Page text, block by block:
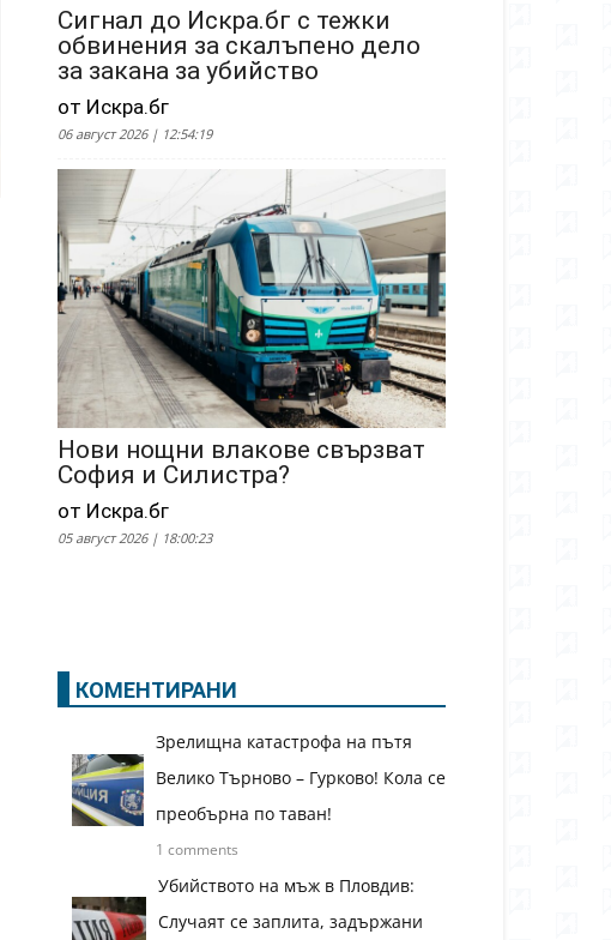
Сигнал до Искра.бг с тежки
обвинения за скалъпено дело
за закана за убийство
от Искра.бг
06 август 2026 | 12:54:19
Нови нощни влакове свързват
София и Силистра?
от Искра.бг
05 август 2026 | 18:00:23
КОМЕНТИРАНИ
Зрелищна катастрофа на пътя
Велико Търново – Гурково! Кола се
преобърна по таван!
1 comments
Убийството на мъж в Пловдив:
Случаят се заплита, задържани